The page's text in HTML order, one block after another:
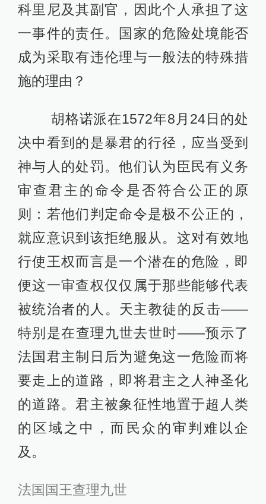
科里尼及其副官，因此个人承担了这
一事件的责任。国家的危险处境能否
成为采取有违伦理与一般法的特殊措
施的理由？
胡格诺派在1572年8月24日的处
决中看到的是暴君的行径，应当受到
神与人的处罚。他们认为臣民有义务
审查君主的命令是否符合公正的原
则：若他们判定命令是极不公正的，
就应意识到该拒绝服从。这对有效地
行使王权而言是一个潜在的危险，即
便这一审查权仅仅属于那些能够代表
被统治者的人。天主教徒的反击——
特别是在查理九世去世时——预示了
法国君主制日后为避免这一危险而将
要走上的道路，即将君主之人神圣化
的道路。君主被象征性地置于超人类
的区域之中，而民众的审判难以企
及。
法国国王查理九世